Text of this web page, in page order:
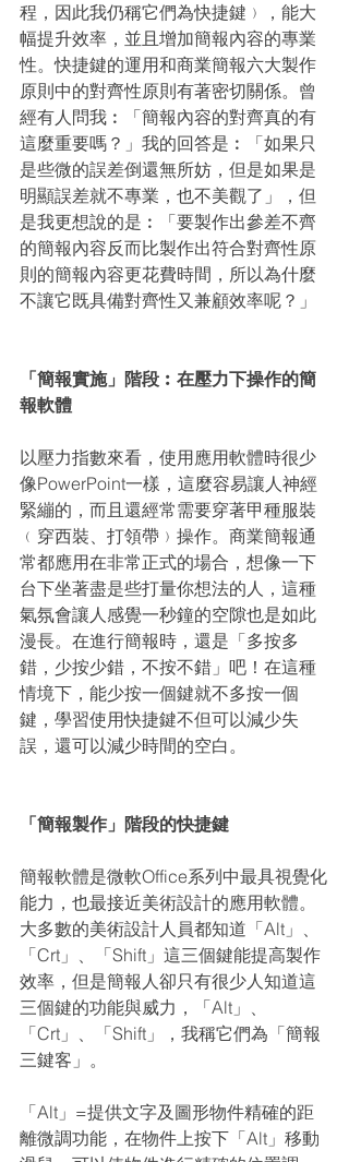
程，因此我仍稱它們為快捷鍵﹚，能大
幅提升效率，並且增加簡報內容的專業
性。快捷鍵的運用和商業簡報六大製作
原則中的對齊性原則有著密切關係。曾
經有人問我︰「簡報內容的對齊真的有
這麼重要嗎？」我的回答是︰「如果只
是些微的誤差倒還無所妨，但是如果是
明顯誤差就不專業，也不美觀了」，但
是我更想說的是︰「要製作出參差不齊
的簡報內容反而比製作出符合對齊性原
則的簡報內容更花費時間，所以為什麼
不讓它既具備對齊性又兼顧效率呢？」
「簡報實施」階段︰在壓力下操作的簡
報軟體
以壓力指數來看，使用應用軟體時很少
像PowerPoint一樣，這麼容易讓人神經
緊繃的，而且還經常需要穿著甲種服裝
﹙穿西裝、打領帶﹚操作。商業簡報通
常都應用在非常正式的場合，想像一下
台下坐著盡是些打量你想法的人，這種
氣氛會讓人感覺一秒鐘的空隙也是如此
漫長。在進行簡報時，還是「多按多
錯，少按少錯，不按不錯」吧！在這種
情境下，能少按一個鍵就不多按一個
鍵，學習使用快捷鍵不但可以減少失
誤，還可以減少時間的空白。
「簡報製作」階段的快捷鍵
簡報軟體是微軟Office系列中最具視覺化
能力，也最接近美術設計的應用軟體。
大多數的美術設計人員都知道「Alt」、
「Crt」、「Shift」這三個鍵能提高製作
效率，但是簡報人卻只有很少人知道這
三個鍵的功能與威力，「Alt」、
「Crt」、「Shift」，我稱它們為「簡報
三鍵客」。
「Alt」=提供文字及圖形物件精確的距
離微調功能，在物件上按下「Alt」移動